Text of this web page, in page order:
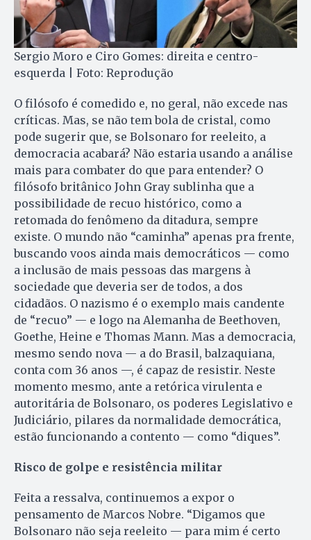
Sergio Moro e Ciro Gomes: direita e centro-
esquerda | Foto: Reprodução
O filósofo é comedido e, no geral, não excede nas
críticas. Mas, se não tem bola de cristal, como
pode sugerir que, se Bolsonaro for reeleito, a
democracia acabará? Não estaria usando a análise
mais para combater do que para entender? O
filósofo britânico John Gray sublinha que a
possibilidade de recuo histórico, como a
retomada do fenômeno da ditadura, sempre
existe. O mundo não “caminha” apenas pra frente,
buscando voos ainda mais democráticos — como
a inclusão de mais pessoas das margens à
sociedade que deveria ser de todos, a dos
cidadãos. O nazismo é o exemplo mais candente
de “recuo” — e logo na Alemanha de Beethoven,
Goethe, Heine e Thomas Mann. Mas a democracia,
mesmo sendo nova — a do Brasil, balzaquiana,
conta com 36 anos —, é capaz de resistir. Neste
momento mesmo, ante a retórica virulenta e
autoritária de Bolsonaro, os poderes Legislativo e
Judiciário, pilares da normalidade democrática,
estão funcionando a contento — como “diques”.
Risco de golpe e resistência militar
Feita a ressalva, continuemos a expor o
pensamento de Marcos Nobre. “Digamos que
Bolsonaro não seja reeleito — para mim é certo